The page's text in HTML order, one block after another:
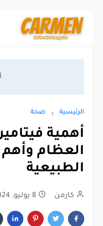
الرئيسية صحة
أهمية
العظام
الطبيعية
كارمن 8 يوليو, 2024